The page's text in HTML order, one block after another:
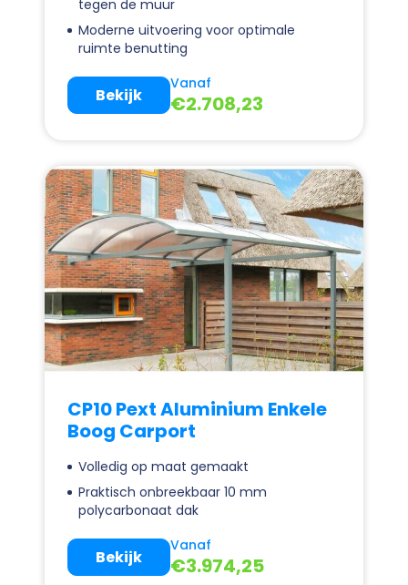
tegen de muur
Moderne uitvoering voor optimale
ruimte benutting
Vanaf
€2.708,23
Bekijk
CP10 Pext Aluminium Enkele
Boog Carport
Volledig op maat gemaakt
Praktisch onbreekbaar 10 mm
polycarbonaat dak
Vanaf
€3.974,25
Bekijk